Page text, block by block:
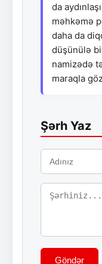
da
məhkəmə
daha da
düşünülə
namizədə
maraqla
Şərh Yaz
Göndər